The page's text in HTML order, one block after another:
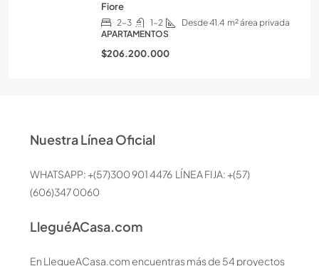
Fiore
2-3 1-2 Desde 41.4 m² área privada
APARTAMENTOS
$206.200.000
Nuestra Línea Oficial
WHATSAPP: +(57)300 901 4476 LÍNEA FIJA: +(57)
(606)347 0060
LleguéACasa.com
En LlegueACasa.com encuentras más de 54 proyectos